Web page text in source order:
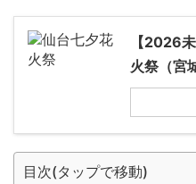
【2026
火祭（宮
目次(タップで移動)